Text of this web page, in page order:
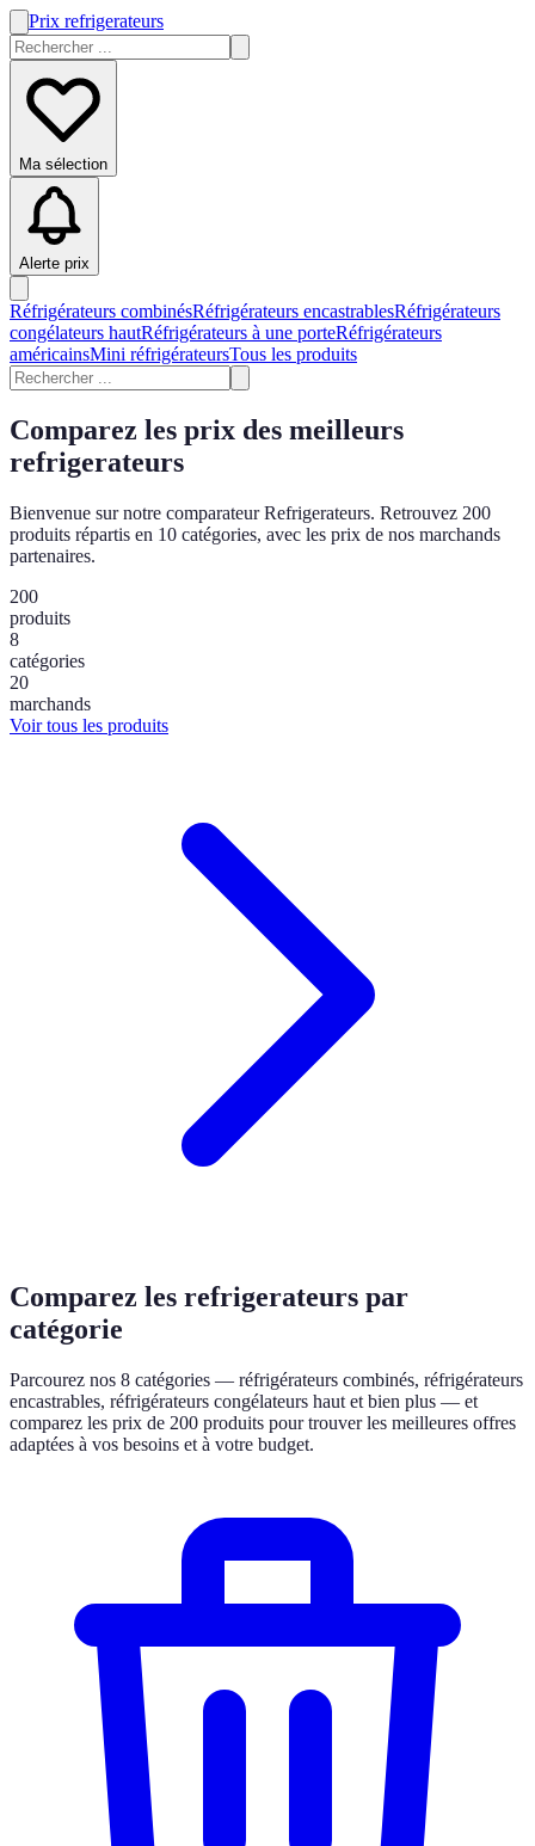
Prix refrigerateurs
Ma sélection
Alerte prix
Réfrigérateurs combinésRéfrigérateurs encastrablesRéfrigérateurs
congélateurs hautRéfrigérateurs à une porteRéfrigérateurs
américainsMini réfrigérateursTous les produits
Comparez les prix des meilleurs
refrigerateurs
Bienvenue sur notre comparateur Refrigerateurs. Retrouvez 200
produits répartis en 10 catégories, avec les prix de nos marchands
partenaires.
200
produits
8
catégories
20
marchands
Voir tous les produits
Comparez les refrigerateurs par
catégorie
Parcourez nos 8 catégories — réfrigérateurs combinés, réfrigérateurs
encastrables, réfrigérateurs congélateurs haut et bien plus — et
comparez les prix de 200 produits pour trouver les meilleures offres
adaptées à vos besoins et à votre budget.